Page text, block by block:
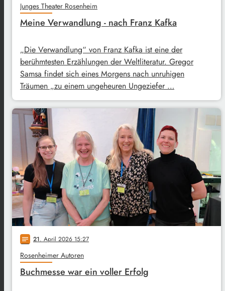
Junges Theater Rosenheim
Meine Verwandlung - nach Franz Kafka
„Die Verwandlung“ von Franz Kafka ist eine der
berühmtesten Erzählungen der Weltliteratur. Gregor
Samsa findet sich eines Morgens nach unruhigen
Träumen „zu einem ungeheuren Ungeziefer …
notes 21. April 2026 15:27
Rosenheimer Autoren
Buchmesse war ein voller Erfolg